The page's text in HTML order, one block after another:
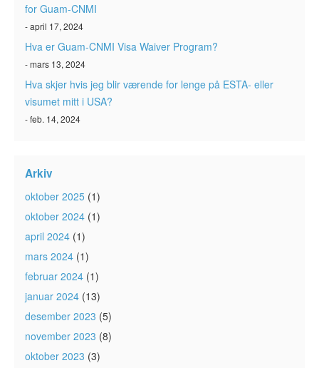
for Guam-CNMI
- april 17, 2024
Hva er Guam-CNMI Visa Waiver Program?
- mars 13, 2024
Hva skjer hvis jeg blir værende for lenge på ESTA- eller
visumet mitt i USA?
- feb. 14, 2024
Arkiv
oktober 2025 (1)
oktober 2024 (1)
april 2024 (1)
mars 2024 (1)
februar 2024 (1)
januar 2024 (13)
desember 2023 (5)
november 2023 (8)
oktober 2023 (3)